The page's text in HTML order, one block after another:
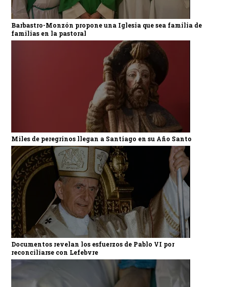
Barbastro-Monzón propone una Iglesia que sea familia de
familias en la pastoral
Miles de peregrinos llegan a Santiago en su Año Santo
Documentos revelan los esfuerzos de Pablo VI por
reconciliarse con Lefebvre